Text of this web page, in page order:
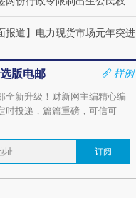
报道】电力现货市场元年突进
版电邮
样例
全新升级！财新网主编精心编
时投递，篇篇重磅，可信可
订阅